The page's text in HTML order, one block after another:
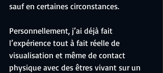
sauf en certaines circonstances.
Personnellement, j’ai déjà fait
l’expérience tout à fait réelle de
visualisation et même de contact
physique avec des êtres vivant sur un